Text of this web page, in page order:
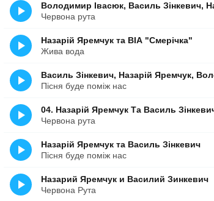
Володимир Івасюк, Василь Зінкевич,
Червона рута
Назарій Яремчук та ВІА "Смерічка"
Жива вода
Василь Зінкевич, Назарій Яремчук,
Пісня буде поміж нас
04. Назарій Яремчук Та Василь
Червона рута
Назарій Яремчук та Василь Зінкевич
Пісня буде поміж нас
Назарий Яремчук и Василий Зинкевич
Червона Рута